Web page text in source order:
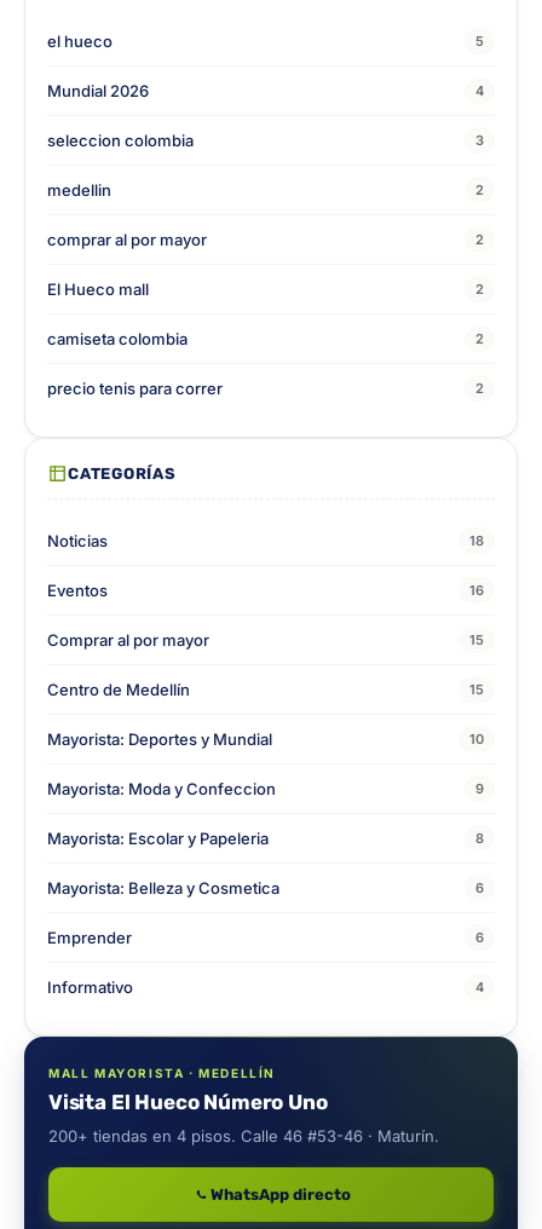
el hueco 5
Mundial 2026 4
seleccion colombia 3
medellin 2
comprar al por mayor 2
El Hueco mall 2
camiseta colombia 2
precio tenis para correr 2
CATEGORÍAS
Noticias 18
Eventos 16
Comprar al por mayor 15
Centro de Medellín 15
Mayorista: Deportes y Mundial 10
Mayorista: Moda y Confeccion 9
Mayorista: Escolar y Papeleria 8
Mayorista: Belleza y Cosmetica 6
Emprender 6
Informativo 4
MALL MAYORISTA · MEDELLÍN
Visita El Hueco Número Uno
200+ tiendas en 4 pisos. Calle 46 #53-46 · Maturín.
WhatsApp directo